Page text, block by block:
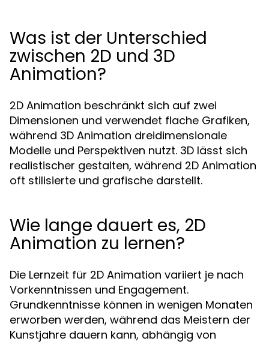
Was ist der Unterschied
zwischen 2D und 3D
Animation?
2D Animation beschränkt sich auf zwei
Dimensionen und verwendet flache Grafiken,
während 3D Animation dreidimensionale
Modelle und Perspektiven nutzt. 3D lässt sich
realistischer gestalten, während 2D Animation
oft stilisierte und grafische darstellt.
Wie lange dauert es, 2D
Animation zu lernen?
Die Lernzeit für 2D Animation variiert je nach
Vorkenntnissen und Engagement.
Grundkenntnisse können in wenigen Monaten
erworben werden, während das Meistern der
Kunstjahre dauern kann, abhängig von